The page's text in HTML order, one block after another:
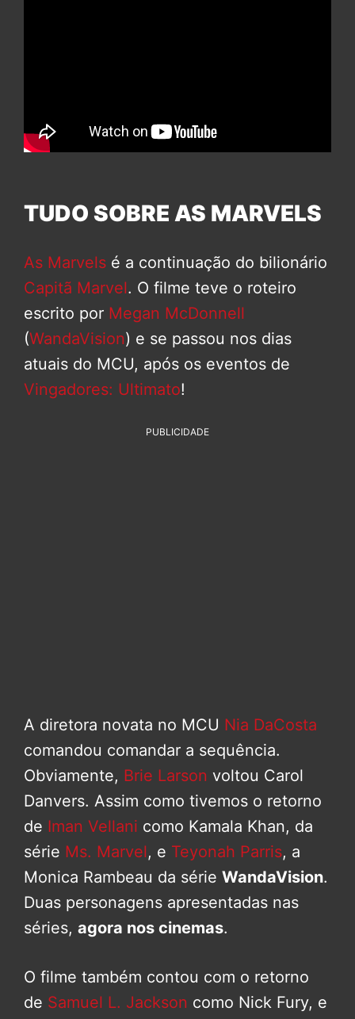
TUDO SOBRE AS MARVELS
As Marvels é a continuação do bilionário
Capitã Marvel. O filme teve o roteiro
escrito por Megan McDonnell
(WandaVision) e se passou nos dias
atuais do MCU, após os eventos de
Vingadores: Ultimato!
PUBLICIDADE
A diretora novata no MCU Nia DaCosta
comandou comandar a sequência.
Obviamente, Brie Larson voltou Carol
Danvers. Assim como tivemos o retorno
de Iman Vellani como Kamala Khan, da
série Ms. Marvel, e Teyonah Parris, a
Monica Rambeau da série WandaVision.
Duas personagens apresentadas nas
séries, agora nos cinemas.
O filme também contou com o retorno
de Samuel L. Jackson como Nick Fury, e